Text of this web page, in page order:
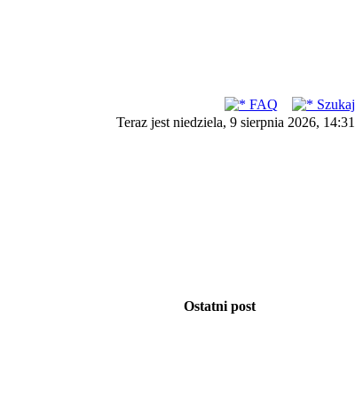
FAQ
Szukaj
Teraz jest niedziela, 9 sierpnia 2026, 14:31
Ostatni post